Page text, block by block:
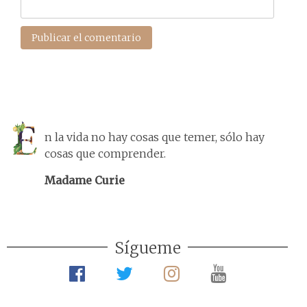
n la vida no hay cosas que temer, sólo hay
cosas que comprender.
Madame Curie
Sígueme